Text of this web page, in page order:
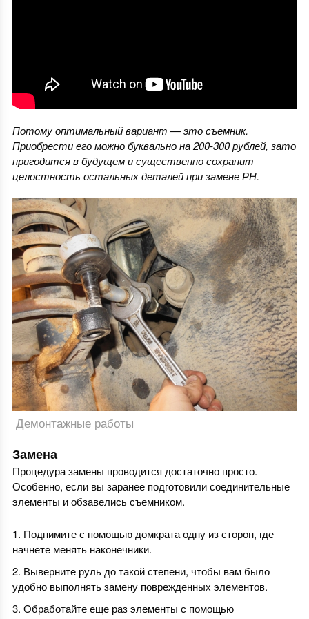
Потому оптимальный вариант — это съемник.
Приобрести его можно буквально на 200-300 рублей, зато
пригодится в будущем и существенно сохранит
целостность остальных деталей при замене РН.
Демонтажные работы
Замена
Процедура замены проводится достаточно просто.
Особенно, если вы заранее подготовили соединительные
элементы и обзавелись съемником.
Поднимите с помощью домкрата одну из сторон, где
начнете менять наконечники.
Выверните руль до такой степени, чтобы вам было
удобно выполнять замену поврежденных элементов.
Обработайте еще раз элементы с помощью